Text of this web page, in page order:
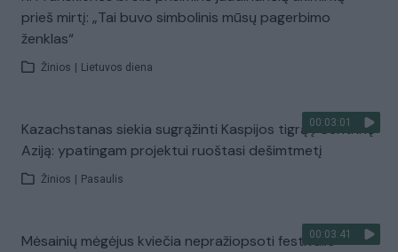
prieš mirtį: „Tai buvo simbolinis mūsų pagerbimo
ženklas“
Žinios Lietuvos diena
00:03:01
Kazachstanas siekia sugrąžinti Kaspijos tigrą į Centrinę
Aziją: ypatingam projektui ruoštasi dešimtmetį
Žinios Pasaulis
00:03:41
Mėsainių mėgėjus kviečia nepražiopsoti festivalio